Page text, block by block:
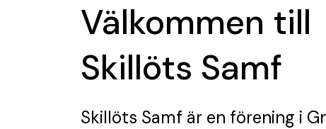
Välkommen till
Skillöts Samf
Skillöts Samf är en förening i